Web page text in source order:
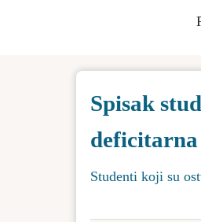
Spisak
Studenti koji su